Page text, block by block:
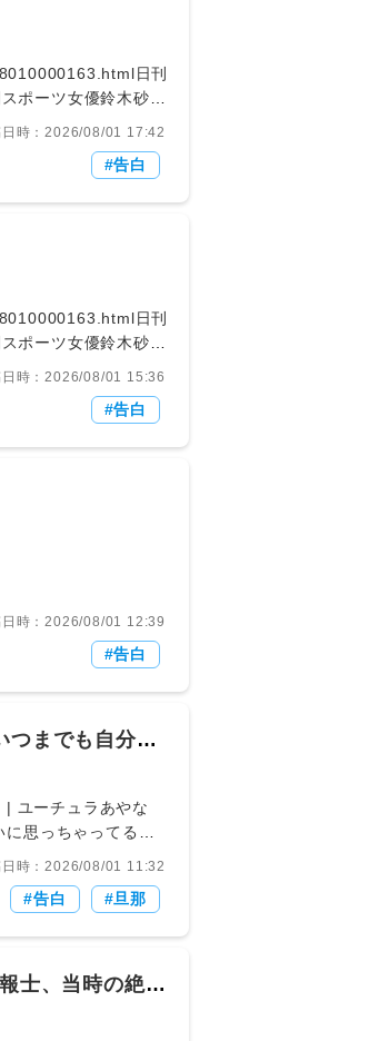
日刊
ポーツ女優鈴木砂羽
人気俳優を実名告
」と答えた。
日時：2026/08/01 17:42
告白
日刊
ポーツ女優鈴木砂羽
人気俳優を実名告
」と答えた。
日時：2026/08/01 15:36
告白
日時：2026/08/01 12:39
告白
つまでも自分の
ユーチュラあやな
思っちゃってる」 -
画に「あやなん」
動画で新しい彼女と
しています。あやな
ます。しかし、離
日時：2026/08/01 11:32
告白 旦那
士、当時の絶望